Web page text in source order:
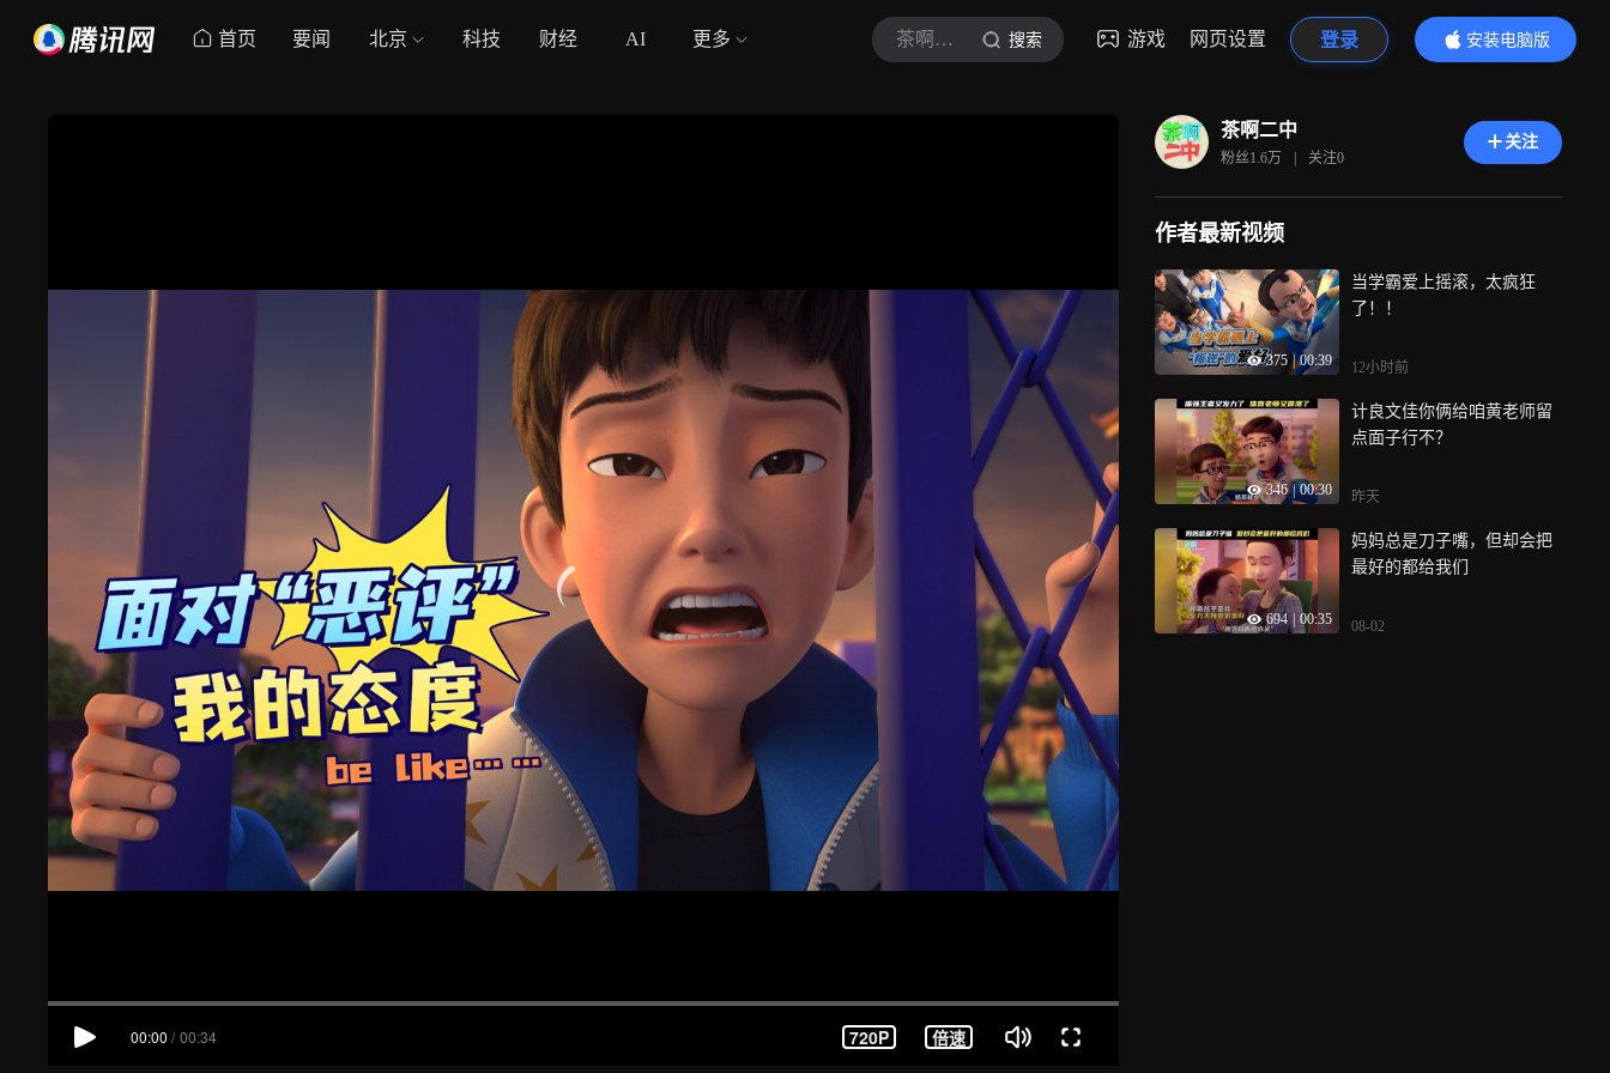
首页 要闻 北京 科技 财经 AI 更多 茶啊二中 搜索 游戏 网页设置 登录
安装电脑版
内容更精彩
00:00 / 00:34 720P 倍速
茶啊二中
粉丝1.6万 | 关注0
关注
作者最新视频
375 | 00:39
当学霸爱上摇滚，太疯狂
了！！
12小时前
346 | 00:30
计良文佳你俩给咱黄老师留
点面子行不？
昨天
694 00:35
妈妈总是刀子嘴，但却会把
最好的都给我们
08-02